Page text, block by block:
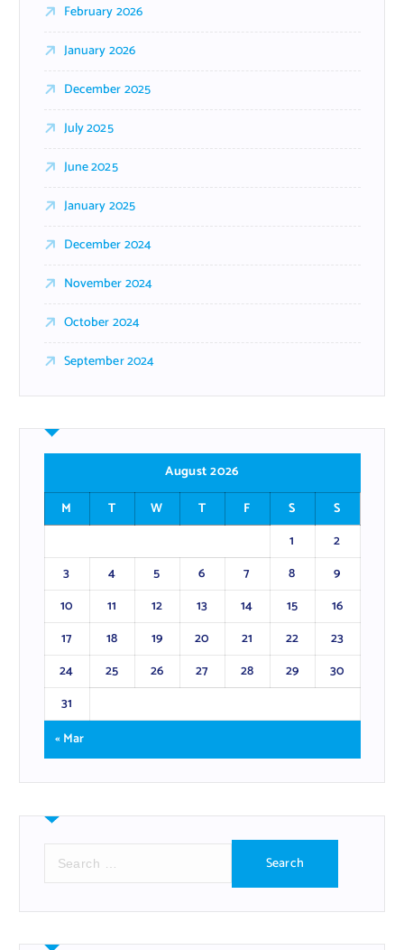
February 2026
January 2026
December 2025
July 2025
June 2025
January 2025
December 2024
November 2024
October 2024
September 2024
August 2026
M
T W T F S
S
1
2
3
4 5 6 7 8
9
10
11 12 13 14 15
16
17
18 19 20 21 22
23
24
25 26 27 28 29
30
31
« Mar
r